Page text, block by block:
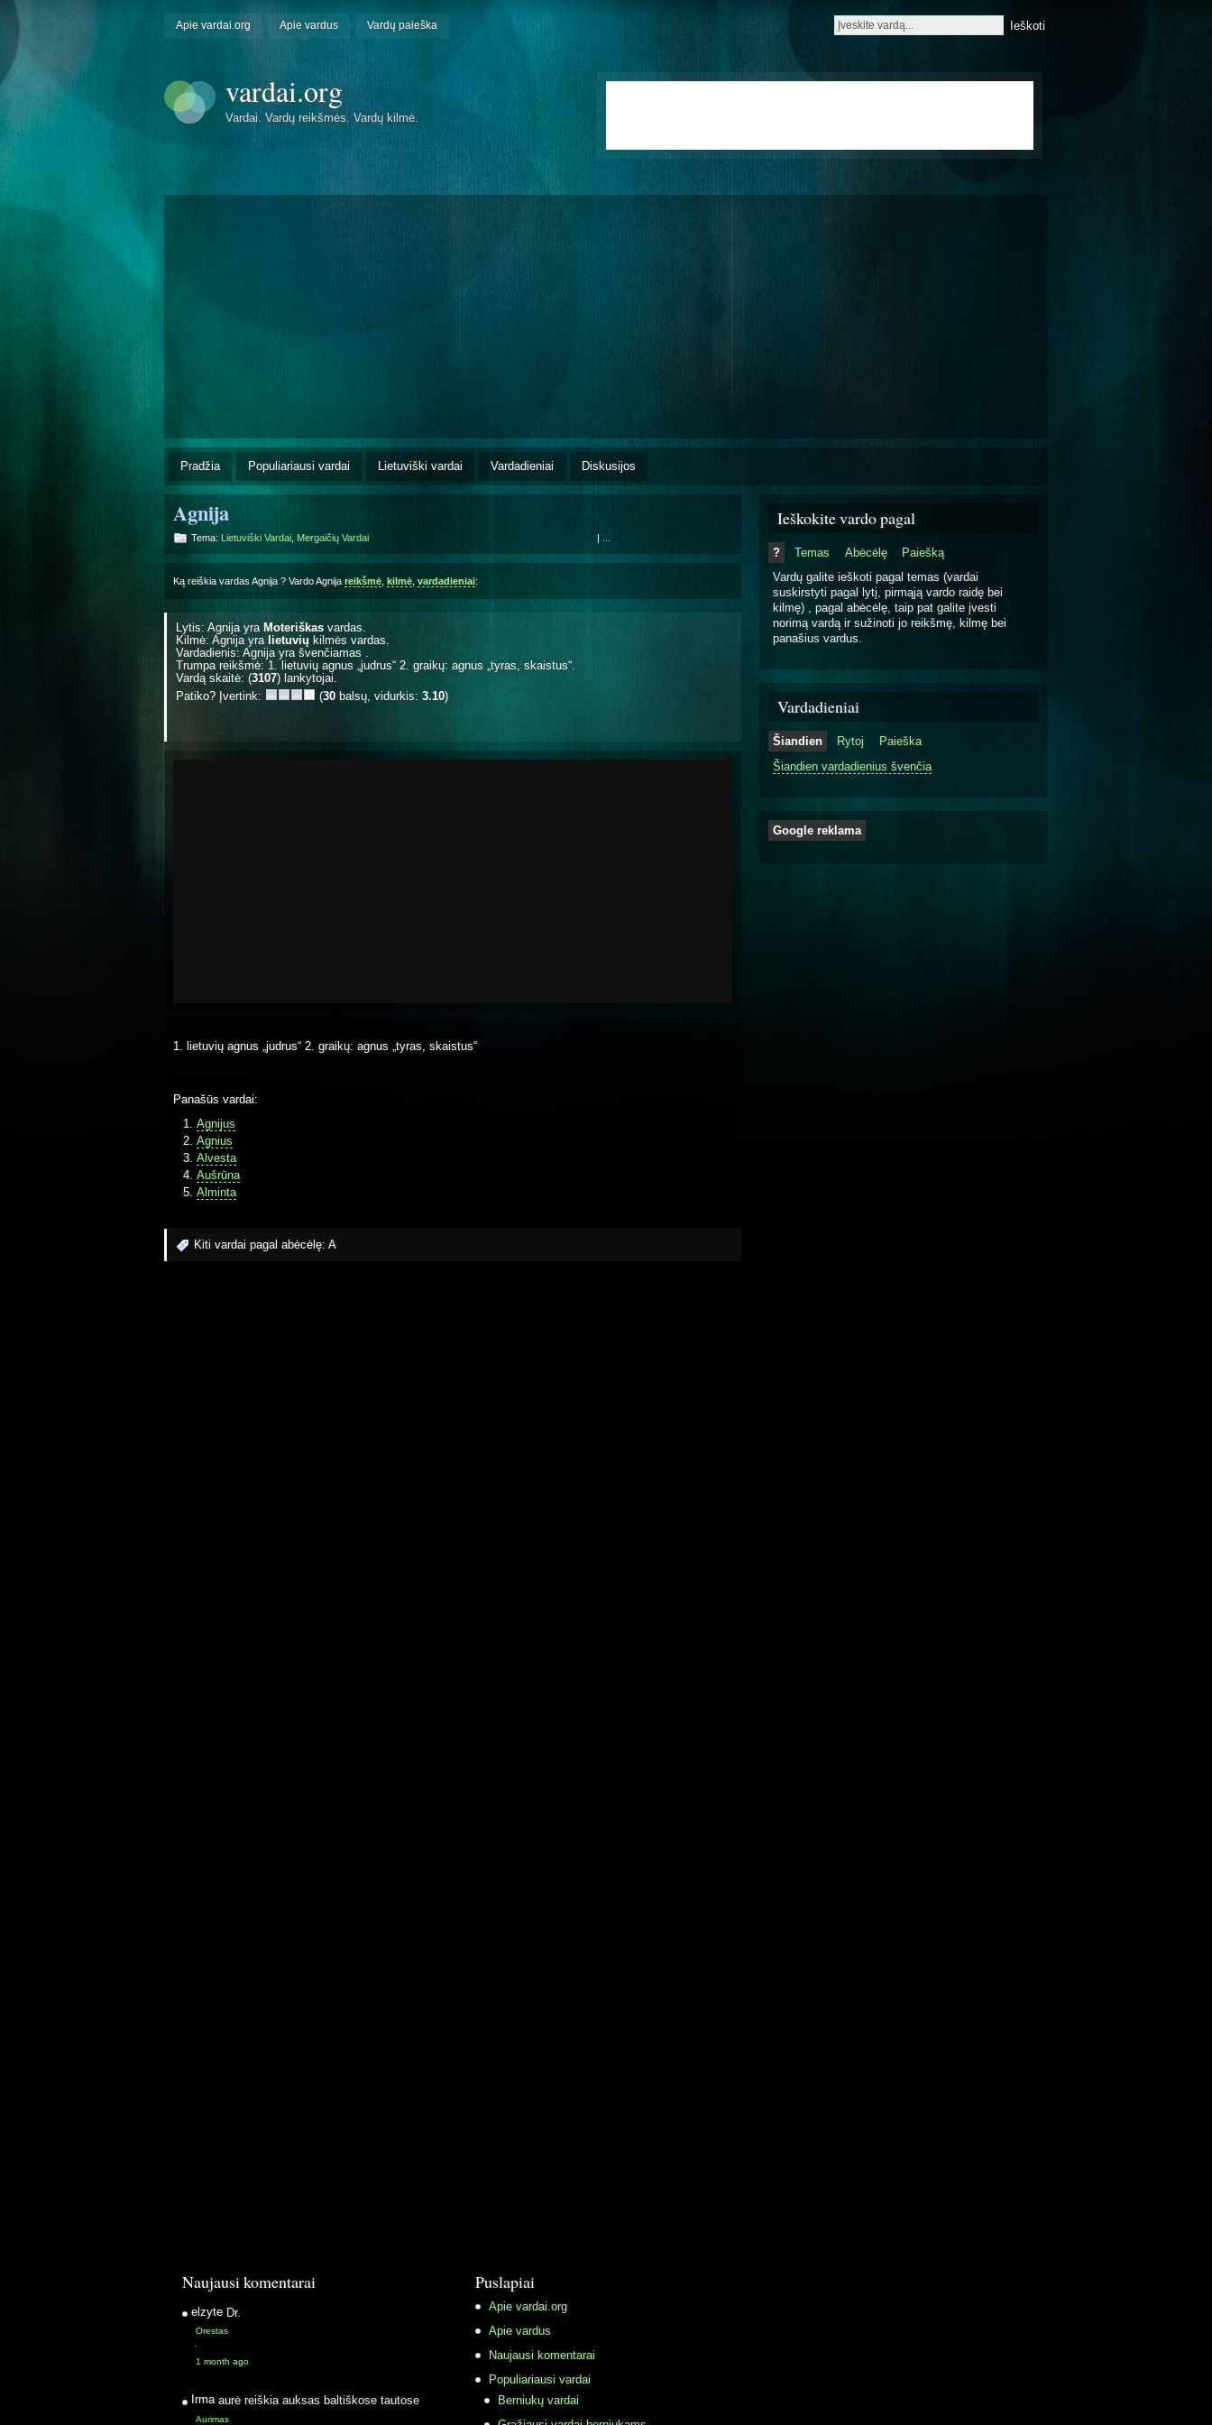
Apie vardai.org Apie vardus Vardų paieška
vardai.org
Vardai. Vardų reikšmės. Vardų kilmė.
Pradžia Populiariausi vardai Lietuviški vardai Vardadieniai Diskusijos
Agnija
Tema: Lietuviški Vardai Mergaičių Vardai |
Ką reiškia vardas Agnija ? Vardo Agnija reikšmė kilmė vardadieniai:
Lytis: Agnija yra Moteriškas vardas.
Kilmė: Agnija yra lietuvių kilmės vardas.
Vardadienis: Agnija yra švenčiamas
Trumpa reikšmė: 1. lietuvių agnus „judrus“ 2. graikų: agnus „tyras, skaistus“.
Vardą skaitė: (3107) lankytojai.
Patiko? Įvertink:
(30 balsų, vidurkis: 3.10)
1. lietuvių agnus „judrus“ 2. graikų: agnus „tyras, skaistus“
Panašūs vardai:
Agnijus
Agnius
Alvesta
Aušrūna
Alminta
Kiti vardai pagal abėcėlę: A
Ieškokite vardo pagal
? Temas Abėcėlę
Paiešką
Vardų galite ieškoti pagal temas (vardai
suskirstyti pagal lytį, pirmąją vardo raidę bei
kilmę) , pagal abėcėlę, taip pat galite įvesti
norimą vardą ir sužinoti jo reikšmę, kilmę bei
panašius vardus.
Vardadieniai
Šiandien Rytoj
Paieška
Šiandien vardadienius švenčia
Google reklama
Naujausi komentarai
elzyte Dr.
Orestas
·
1 month ago
Irma aurė reiškia auksas baltiškose tautose
Aurimas
Puslapiai
Apie vardai.org
Apie vardus
Naujausi komentarai
Populiariausi vardai
Berniukų vardai